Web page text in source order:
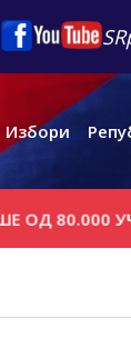
Избори
УЧЕНИКА